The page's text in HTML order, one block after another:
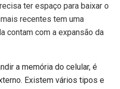
ter espaço para baixar o
recentes tem uma
contam com a expansão da
a memória do celular, é
Existem vários tipos e